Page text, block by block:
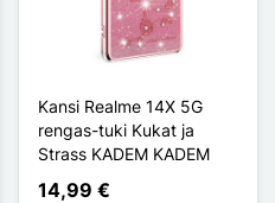
Kansi Realme 14X 5G
rengas-tuki Kukat ja
Strass KADEM KADEM
14,99 €